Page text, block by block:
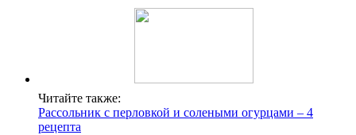
Читайте также:
Рассольник с перловкой и солеными огурцами – 4
рецепта